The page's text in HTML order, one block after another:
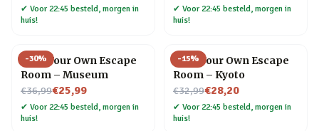
✔ Voor 22:45 besteld, morgen in
huis!
✔ Voor 22:45 besteld, morgen in
huis!
-30%
Host Your Own Escape
Room – Museum
€36,99
Nu voor€25,99
✔ Voor 22:45 besteld, morgen in
huis!
-15%
Host Your Own Escape
Room – Kyoto
€32,99
Nu voor€28,20
✔ Voor 22:45 besteld, morgen in
huis!